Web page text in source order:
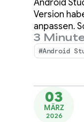
Android
Version
anpassen.
3
#Android
03
MÄRZ
2026